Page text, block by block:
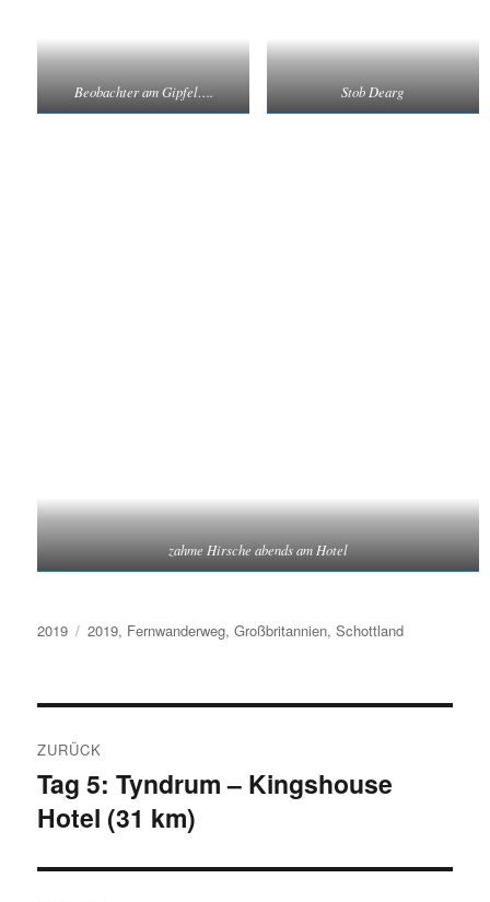
Beobachter am Gipfel…. Stob Dearg
zahme Hirsche abends am Hotel
Kategorien
2019 Schlagwörter
2019, Fernwanderweg,Großbritannien,Schottland
ZURÜCK
Vorheriger
Beitrag:
Tag 5: Tyndrum – Kingshouse
Hotel (31 km)